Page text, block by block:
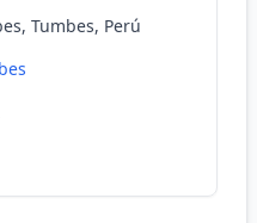
Tumbes, Perú